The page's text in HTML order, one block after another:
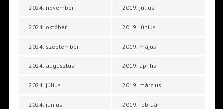
2024. november
2024. október
2024. szeptember
2024. augusztus
2024. július
2024. június
2019. július
2019. június
2019. május
2019. április
2019. március
2019. február